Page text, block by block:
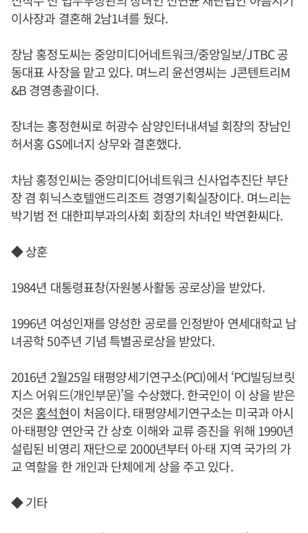
이사장과 결혼해 2남1녀를 뒀다.
장남 홍정도씨는 중앙미디어네트워크/중앙일보/JTBC 공
동대표 사장을 맡고 있다. 며느리 윤선영씨는 J콘텐트리M
&B 경영총괄이다.
장녀는 홍정현씨로 허광수 삼양인터내셔널 회장의 장남인
허서홍 GS에너지 상무와 결혼했다.
차남 홍정인씨는 중앙미디어네트워크 신사업추진단 부단
장 겸 휘닉스호텔앤드리조트 경영기획실장이다. 며느리는
박기범 전 대한피부과의사회 회장의 차녀인 박연환씨다.
◆ 상훈
1984년 대통령표창(자원봉사활동 공로상)을 받았다.
1996년 여성인재를 양성한 공로를 인정받아 연세대학교 남
녀공학 50주년 기념 특별공로상을 받았다.
2016년 2월25일 태평양세기연구소(PCI)에서 ‘PCI빌딩브릿
지스 어워드(개인부문)’을 수상했다. 한국인이 이 상을 받은
것은홍석현이 처음이다. 태평양세기연구소는 미국과 아시
아·태평양 연안국 간 상호 이해와 교류 증진을 위해 1990년
설립된 비영리 재단으로 2000년부터 아·태 지역 국가의 가
교 역할을 한 개인과 단체에게 상을 주고 있다.
◆ 기타